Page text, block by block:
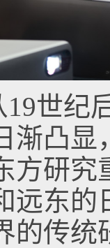
世纪
渐凸显
方研
远东的
的传